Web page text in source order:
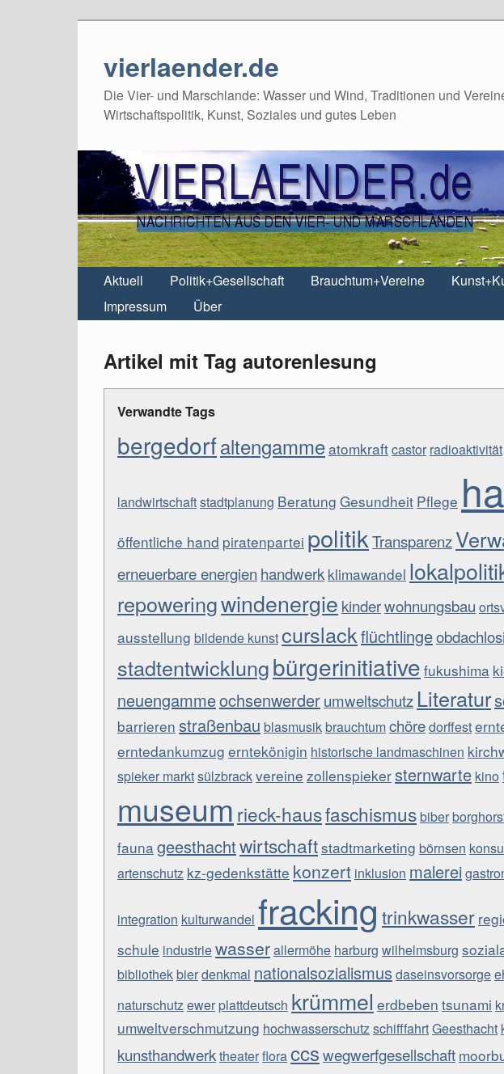
vierlaender.de
Die Vier- und Marschlande: Wasser und Wind, Traditionen und
Wirtschaftspolitik, Kunst, Soziales und gutes Leben
Aktuell Politik+Gesellschaft Brauchtum+Vereine
Impressum
Über
Artikel mit Tag autorenlesung
Verwandte Tags
bergedorfaltengammeatomkraftcastor radioaktivität
landwirtschaftstadtplanung Beratung Gesundheit Pflege
öffentliche hand piratenpartei politikTransparenz
erneuerbare energien handwerk klimawandel
repoweringwindenergie kinderwohnungsbau
ausstellung bildende kunstcurslackflüchtlinge
stadtentwicklungbürgerinitiative fukushima
neuengammeochsenwerderumweltschutz Literatur
barrieren straßenbau blasmusikbrauchtumchöredorffest
erntedankumzug erntekönigin historische landmaschinen
spieker marktsülzbrackvereine zollenspiekersternwarte kino
museum rieck-hausfaschismusbiber
faunageesthachtwirtschaftstadtmarketing börnsen
artenschutz kz-gedenkstätte konzert inklusion malerei
integration kulturwandel fracking trinkwasser
schule industriewasserallermöhe harburg wilhelmsburg
bibliothekbierdenkmal nationalsozialismus daseinsvorsorge
naturschutzewer plattdeutsch krümmel erdbeben tsunami
umweltverschmutzung hochwasserschutzschifffahrtGeesthacht
kunsthandwerktheaterfloraccswegwerfgesellschaft